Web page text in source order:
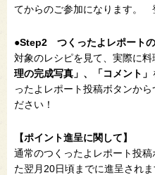
てからのご参加になります。
●Step2 つくったよレポート
対象のレシピを見て、実際に料
理の完成写真」、「コメント」
ったよレポート投稿ボタンか
ださい！
【ポイント進呈に関して】
通常のつくったよレポート投
た翌月20日頃までに進呈され